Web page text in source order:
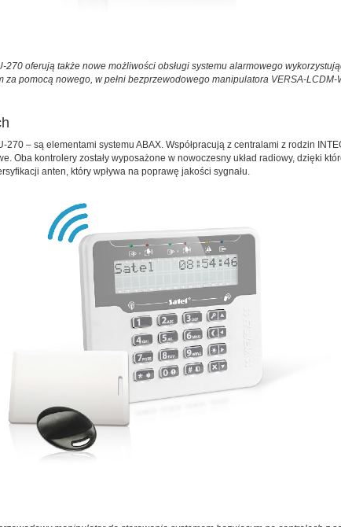
270 oferują także nowe możliwości obsługi systemu alarmowego
za pomocą nowego, w pełni bezprzewodowego manipulatora VERSA-LCDM-
– są elementami systemu ABAX. Współpracują z centralami z rodzin
Oba kontrolery zostały wyposażone w nowoczesny układ radiowy, dzięki
anten, który wpływa na poprawę jakości sygnału.